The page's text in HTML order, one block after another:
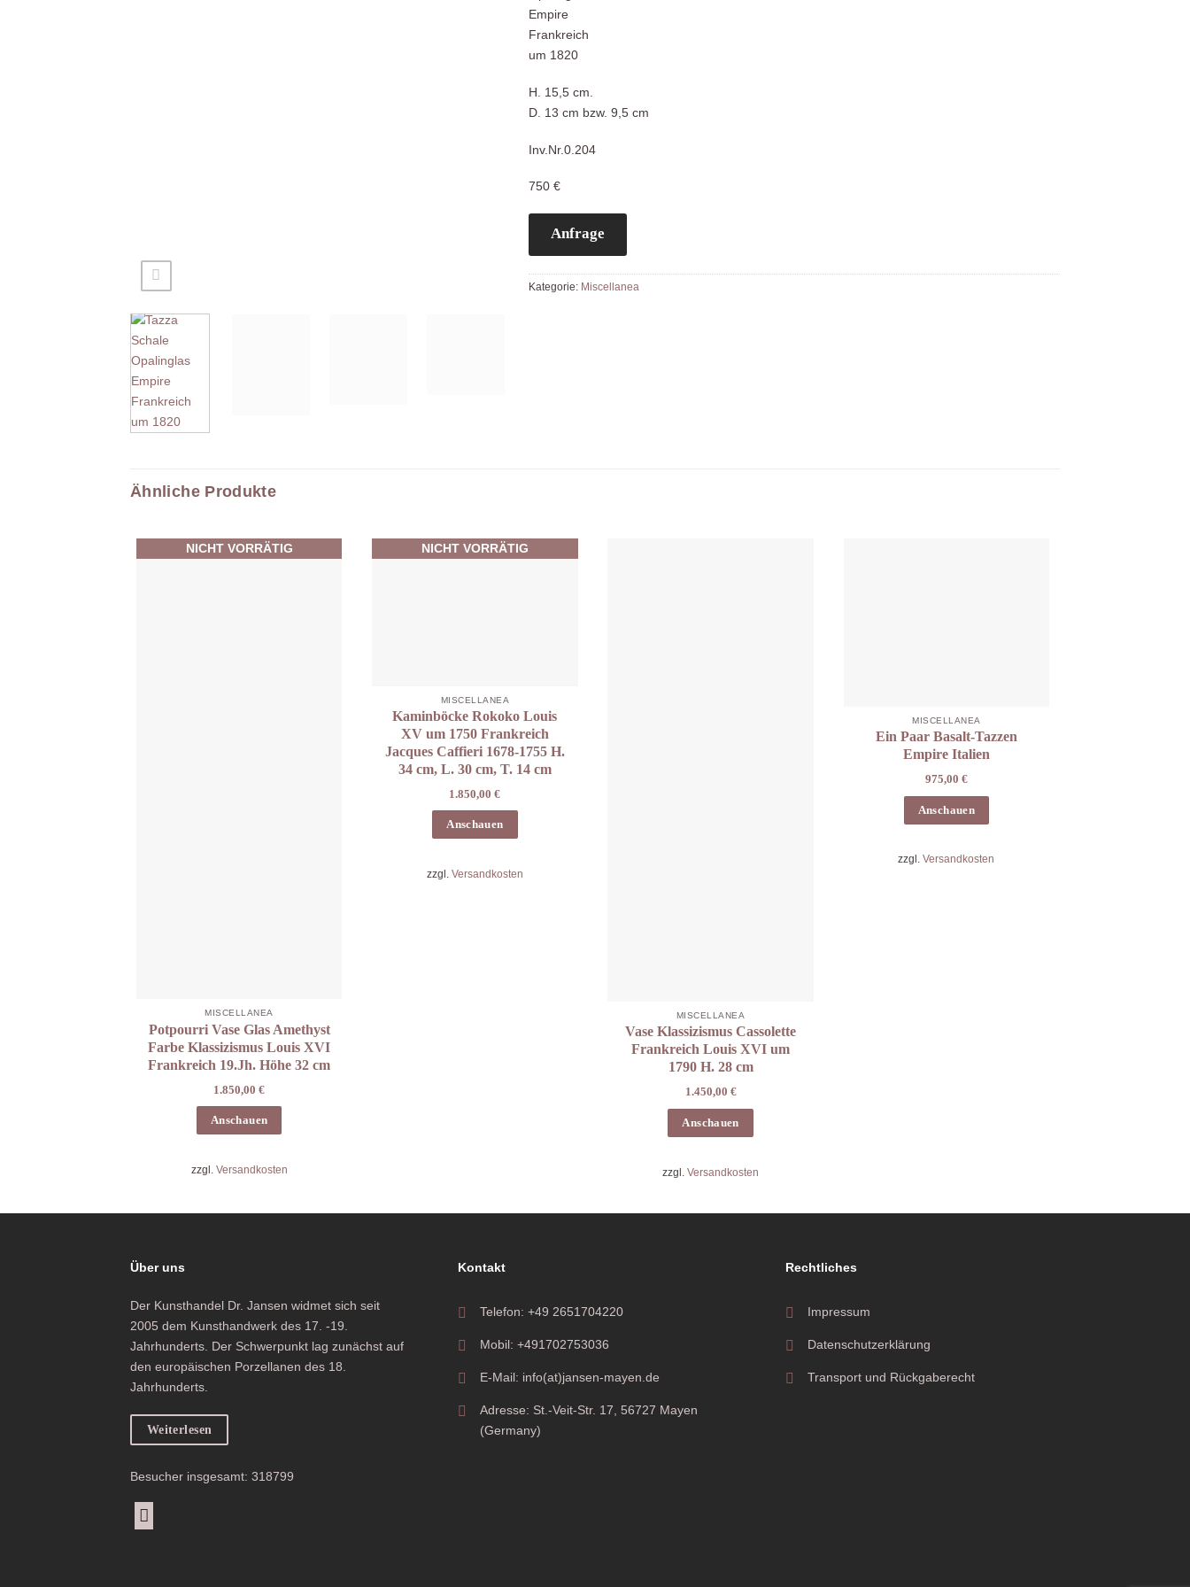
Empire
Frankreich
um 1820
H. 15,5 cm.
D. 13 cm bzw. 9,5 cm
Inv.Nr.0.204
750 €
Anfrage
Kategorie: Miscellanea
Ähnliche Produkte
NICHT VORRÄTIG
MISCELLANEA
Potpourri Vase Glas Amethyst
Farbe Klassizismus Louis XVI
Frankreich 19.Jh. Höhe 32 cm
1.850,00€
Anschauen
zzgl. Versandkosten
NICHT VORRÄTIG
MISCELLANEA
Kaminböcke Rokoko Louis
XV um 1750 Frankreich
Jacques Caffieri 1678-1755 H.
34 cm, L. 30 cm, T. 14 cm
1.850,00€
Anschauen
zzgl. Versandkosten
MISCELLANEA
Vase Klassizismus Cassolette
Frankreich Louis XVI um
1790 H. 28 cm
1.450,00 €
Anschauen
zzgl.Versandkosten
MISCELLANEA
Ein Paar Basalt-Tazzen
Empire Italien
975,00 €
Anschauen
zzgl.Versandkosten
Über uns
Der Kunsthandel Dr. Jansen widmet sich seit
2005 dem Kunsthandwerk des 17. -19.
Jahrhunderts. Der Schwerpunkt lag zunächst auf
den europäischen Porzellanen des 18.
Jahrhunderts.
Weiterlesen
Besucher insgesamt: 318799
Kontakt
Telefon: +49 2651704220
Mobil: +491702753036
E-Mail: info(at)jansen-mayen.de
Adresse: St.-Veit-Str. 17, 56727 Mayen
(Germany)
Rechtliches
Impressum
Datenschutzerklärung
Transport und Rückgaberecht